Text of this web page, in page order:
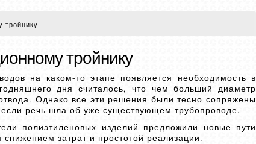
тройнику
тройнику
на каком-то этапе появляется необходимость в
дня считалось, что чем больший диаметр
Однако все эти решения были тесно сопряжены
речь шла об уже существующем трубопроводе.
полиэтиленовых изделий предложили новые пути
затрат и простотой реализации.